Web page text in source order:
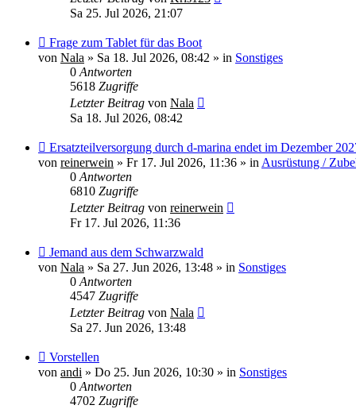
Sa 25. Jul 2026, 21:07
Neuer
Beitrag
Frage zum Tablet für das Boot
von Nala » Sa 18. Jul 2026, 08:42 » in Sonstiges
0 Antworten
5618 Zugriffe
Letzter Beitrag von Nala
Sa 18. Jul 2026, 08:42
Neuer
Beitrag
Ersatzteilversorgung durch d-marina endet im Dezember
von reinerwein » Fr 17. Jul 2026, 11:36 » in Ausrüstung /
0 Antworten
6810 Zugriffe
Letzter Beitrag von reinerwein
Fr 17. Jul 2026, 11:36
Neuer
Beitrag
Jemand aus dem Schwarzwald
von Nala » Sa 27. Jun 2026, 13:48 » in Sonstiges
0 Antworten
4547 Zugriffe
Letzter Beitrag von Nala
Sa 27. Jun 2026, 13:48
Neuer
Beitrag
Vorstellen
von andi » Do 25. Jun 2026, 10:30 » in Sonstiges
0 Antworten
4702 Zugriffe